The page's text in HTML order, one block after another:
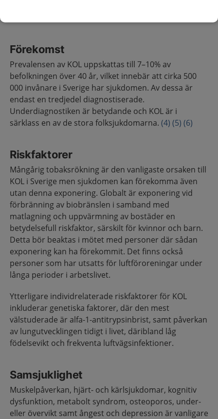
Förekomst
Prevalensen av KOL uppskattas till 7–10% av
befolkningen över 40 år, vilket innebär att cirka 500
000 invånare i Sverige har sjukdomen. Av dessa är
endast en tredjedel diagnostiserade.
Underdiagnostiken är betydande och KOL är i
särklass en av de stora folksjukdomarna. (4) (5) (6)
Riskfaktorer
Mångårig tobaksrökning är den vanligaste orsaken till
KOL i Sverige men sjukdomen kan förekomma även
utan denna exponering. Globalt är exponering vid
förbränning av biobränslen i samband med
matlagning och uppvärmning av bostäder en
betydelsefull riskfaktor, särskilt för kvinnor och barn.
Detta bör beaktas i mötet med personer där sådan
exponering kan ha förekommit. Det finns också
personer som har utsatts för luftföroreningar under
långa perioder i arbetslivet.
Ytterligare individrelaterade riskfaktorer för KOL
inkluderar genetiska faktorer, där den mest
välstuderade är alfa-1-antitrypsinbrist, samt påverkan
av lungutvecklingen tidigt i livet, däribland låg
födelsevikt och frekventa luftvägsinfektioner.
Samsjuklighet
Muskelpåverkan, hjärt- och kärlsjukdomar, kognitiv
dysfunktion, metabolt syndrom, osteoporos, under-
eller övervikt samt ångest och depression är vanligare